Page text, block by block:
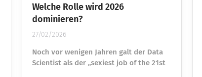
Welche Rolle wird 2026
dominieren?
27/02/2026
Noch vor wenigen Jahren galt der Data
Scientist als der „sexiest job of the 21st